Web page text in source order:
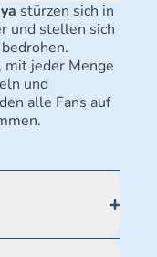
stürzen sich in
und stellen sich
mit jeder Menge
und
alle Fans auf